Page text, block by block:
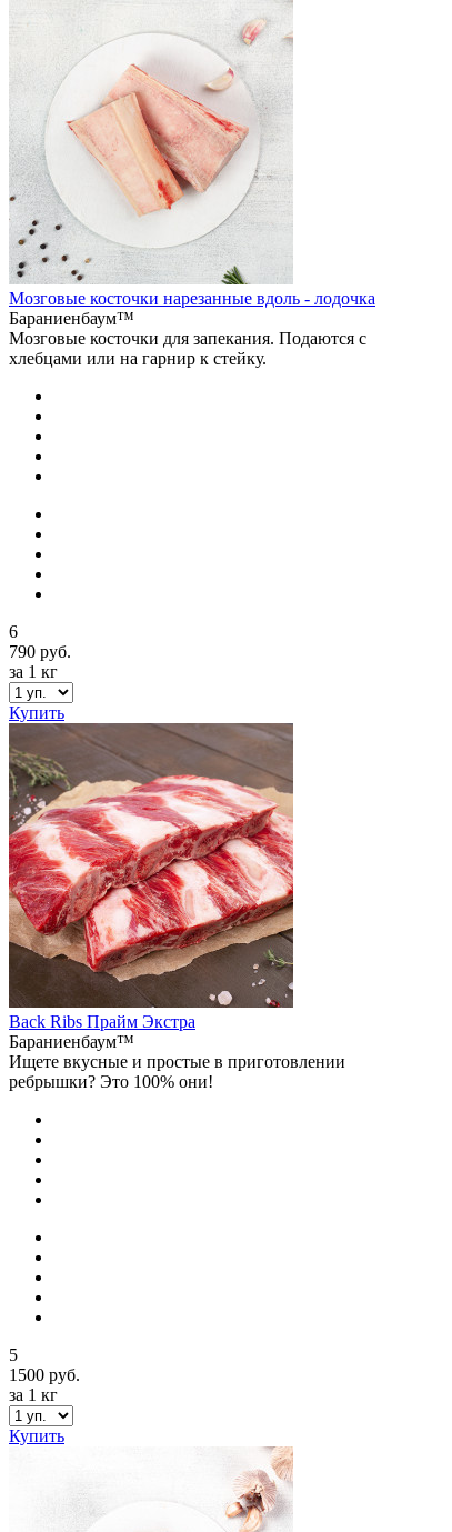
Мозговые косточки нарезанные вдоль - лодочка
Бараниенбаум™
Мозговые косточки для запекания. Подаются с
хлебцами или на гарнир к стейку.
6
790 руб.
за 1 кг
Купить
Back Ribs Прайм Экстра
Бараниенбаум™
Ищете вкусные и простые в приготовлении
ребрышки? Это 100% они!
5
1500 руб.
за 1 кг
Купить